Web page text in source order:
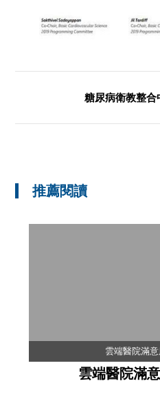
糖尿病衛教整合
推薦閱讀
雲端醫院滿
雲端醫院滿